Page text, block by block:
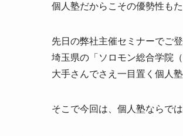
個人塾だからこその優勢性も
先日の弊社主催セミナーでご登
埼玉県の「ソロモン総合学院
大手さんでさえ一目置く個人
そこで今回は、個人塾ならで